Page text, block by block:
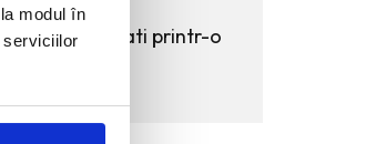
modul în
Pepsi, celebrati printr-o